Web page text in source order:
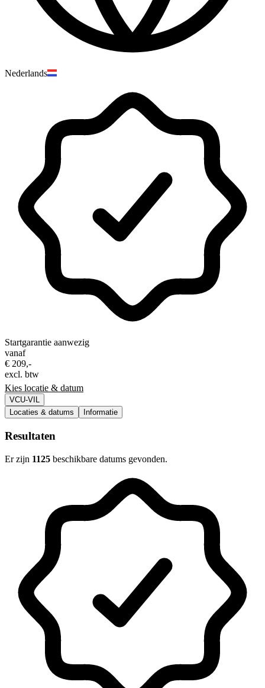
Nederlands
Startgarantie aanwezig
vanaf
€ 209,-
excl. btw
Kies locatie & datum
VCU-VIL
Locaties & datums
Informatie
Resultaten
Er zijn 1125 beschikbare datums gevonden.